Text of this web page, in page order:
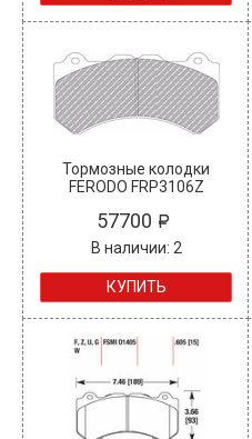
Тормозные колодки
FERODO FRP3106Z
57700
В наличии: 2
КУПИТЬ